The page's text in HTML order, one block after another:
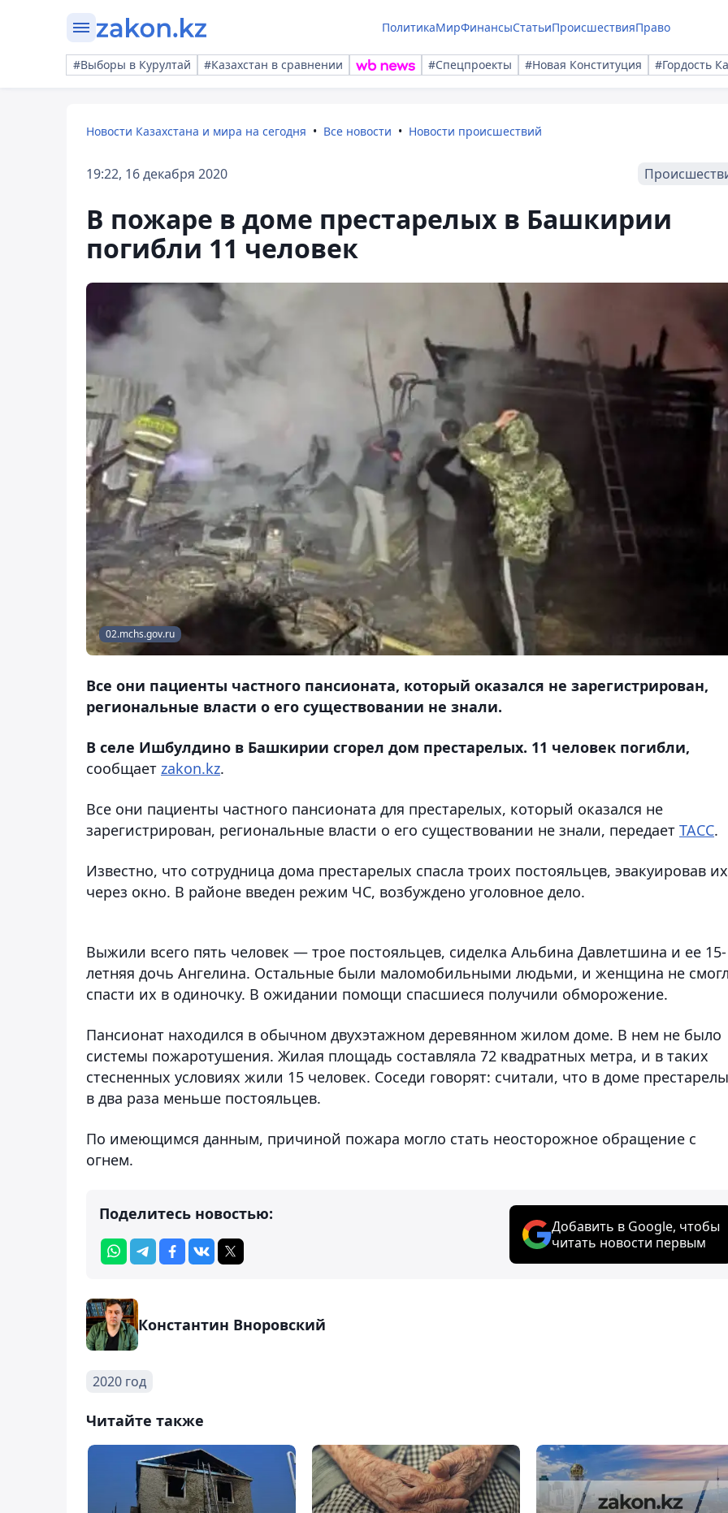
ПолитикаМирФинансыСтатьиПроисшествияПраво
#Выборы в Курултай #Казахстан в сравнении #Спецпроекты #Новая Конституция #Гордость
Новости Казахстана и мира на сегодня Все новости Новости происшествий
19:22, 16 декабря 2020
В пожаре в доме престарелых в Башкирии
погибли 11 человек
02.mchs.gov.ru
Все они пациенты частного пансионата, который оказался не зарегистрирован,
региональные власти о его существовании не знали.
В селе Ишбулдино в Башкирии сгорел дом престарелых. 11 человек погибли,
сообщает zakon.kz.
Все они пациенты частного пансионата для престарелых, который оказался не
зарегистрирован, региональные власти о его существовании не знали, передает ТАСС.
Известно, что сотрудница дома престарелых спасла троих постояльцев, эвакуировав их
через окно. В районе введен режим ЧС, возбуждено уголовное дело.
Выжили всего пять человек — трое постояльцев, сиделка Альбина Давлетшина и ее 15-
летняя дочь Ангелина. Остальные были маломобильными людьми, и женщина не
спасти их в одиночку. В ожидании помощи спасшиеся получили обморожение.
Пансионат находился в обычном двухэтажном деревянном жилом доме. В нем не было
системы пожаротушения. Жилая площадь составляла 72 квадратных метра, и в таких
стесненных условиях жили 15 человек. Соседи говорят: считали, что в доме
в два раза меньше постояльцев.
По имеющимся данным, причиной пожара могло стать неосторожное обращение с
огнем.
Поделитесь новостью:
Добавить в Google, чтобы
читать новости первым
Константин Вноровский
2020 год
Читайте также